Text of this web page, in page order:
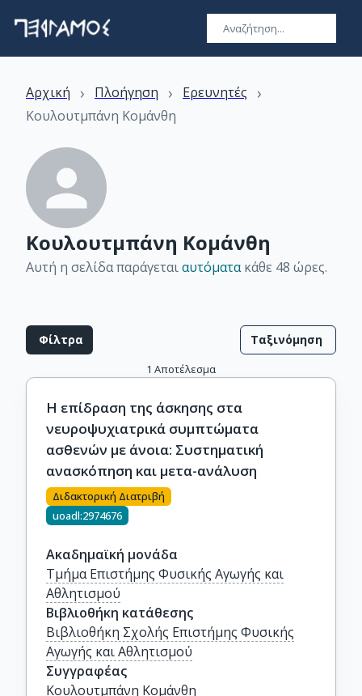
Αρχική › Πλοήγηση › Ερευνητές ›
Κουλουτμπάνη Κομάνθη
Κουλουτμπάνη Κομάνθη
Αυτή η σελίδα παράγεταιαυτόματακάθε 48 ώρες.
Φίλτρα Ταξινόμηση
1 Αποτέλεσμα
Η επίδραση της άσκησης στα
νευροψυχιατρικά συμπτώματα
ασθενών με άνοια: Συστηματική
ανασκόπηση και μετα-ανάλυση
Διδακτορική Διατριβή
uoadl:2974676
Ακαδημαϊκή μονάδα
Τμήμα Επιστήμης Φυσικής Αγωγής και
Αθλητισμού
Βιβλιοθήκη κατάθεσης
Βιβλιοθήκη Σχολής Επιστήμης Φυσικής
Αγωγής και Αθλητισμού
Συγγραφέας
Κουλουτμπάνη Κομάνθη